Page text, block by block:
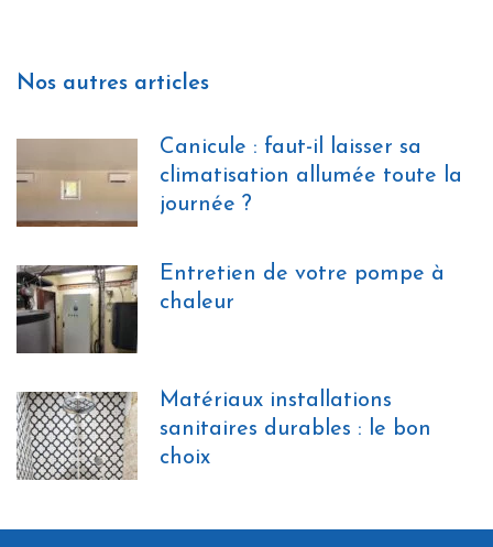
Nos autres articles
Canicule : faut-il laisser sa
climatisation allumée toute la
journée ?
Entretien de votre pompe à
chaleur
Matériaux installations
sanitaires durables : le bon
choix